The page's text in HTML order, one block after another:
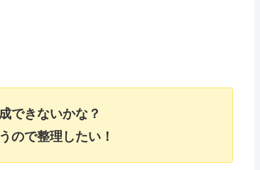
できないかな？
ので整理したい！